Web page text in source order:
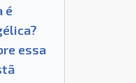
é
essa